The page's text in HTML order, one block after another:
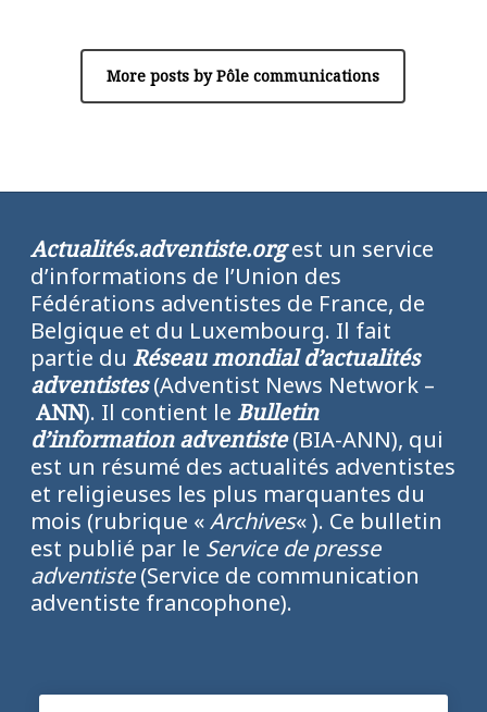
More posts by Pôle communications
Actualités.adventiste.orgest un service
d’informations de l’Union des
Fédérations adventistes de France, de
Belgique et du Luxembourg. Il fait
partie du Réseau mondial d’actualités
adventistes(Adventist News Network –
ANN). Il contient le Bulletin
d’information adventiste(BIA-ANN), qui
est un résumé des actualités adventistes
et religieuses les plus marquantes du
mois (rubrique «Archives« ). Ce bulletin
est publié par le Service de presse
adventiste(Service de communication
adventiste francophone).